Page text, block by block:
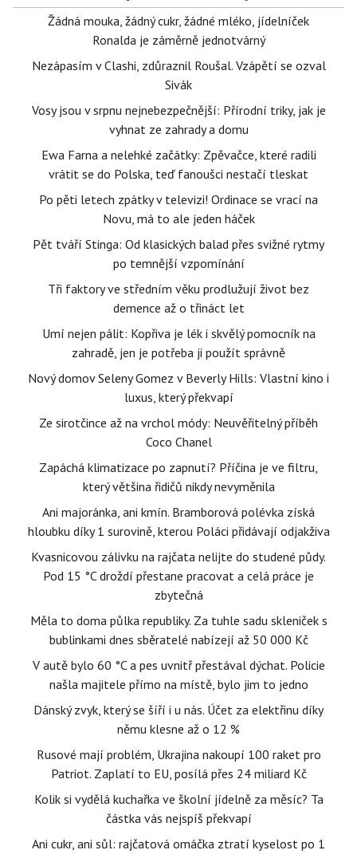
Žádná mouka, žádný cukr, žádné mléko, jídelníček
Ronalda je záměrně jednotvárný
Nezápasím v Clashi, zdůraznil Roušal. Vzápětí se ozval
Sivák
Vosy jsou v srpnu nejnebezpečnější: Přírodní triky, jak je
vyhnat ze zahrady a domu
Ewa Farna a nelehké začátky: Zpěvačce, které radili
vrátit se do Polska, teď fanoušci nestačí tleskat
Po pěti letech zpátky v televizi! Ordinace se vrací na
Novu, má to ale jeden háček
Pět tváří Stinga: Od klasických balad přes svižné rytmy
po temnější vzpomínání
Tři faktory ve středním věku prodlužují život bez
demence až o třináct let
Umí nejen pálit: Kopřiva je lék i skvělý pomocník na
zahradě, jen je potřeba ji použít správně
Nový domov Seleny Gomez v Beverly Hills: Vlastní kino i
luxus, který překvapí
Ze sirotčince až na vrchol módy: Neuvěřitelný příběh
Coco Chanel
Zapáchá klimatizace po zapnutí? Příčina je ve filtru,
který většina řidičů nikdy nevyměnila
Ani majoránka, ani kmín. Bramborová polévka získá
hloubku díky 1 surovině, kterou Poláci přidávají odjakživa
Kvasnicovou zálivku na rajčata nelijte do studené půdy.
Pod 15 °C droždí přestane pracovat a celá práce je
zbytečná
Měla to doma půlka republiky. Za tuhle sadu skleniček s
bublinkami dnes sběratelé nabízejí až 50 000 Kč
V autě bylo 60 °C a pes uvnitř přestával dýchat. Policie
našla majitele přímo na místě, bylo jim to jedno
Dánský zvyk, který se šíří i u nás. Účet za elektřinu díky
němu klesne až o 12 %
Rusové mají problém, Ukrajina nakoupí 100 raket pro
Patriot. Zaplatí to EU, posílá přes 24 miliard Kč
Kolik si vydělá kuchařka ve školní jídelně za měsíc? Ta
částka vás nejspíš překvapí
Ani cukr, ani sůl: rajčatová omáčka ztratí kyselost po 1